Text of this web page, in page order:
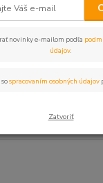
Upresniť parametre
strana
novinky e-mailom podľa
údajov.
spracovaním osobných údajov
Zatvoriť